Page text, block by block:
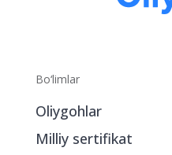
Bo‘limlar
Oliygohlar
Milliy sertifikat